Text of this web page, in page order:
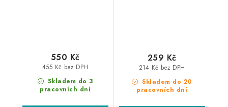
Skladem do 3
pracovních dní
455 Kč bez DPH
550 Kč
Skladem do 20
pracovních dní
214 Kč bez DPH
259 Kč